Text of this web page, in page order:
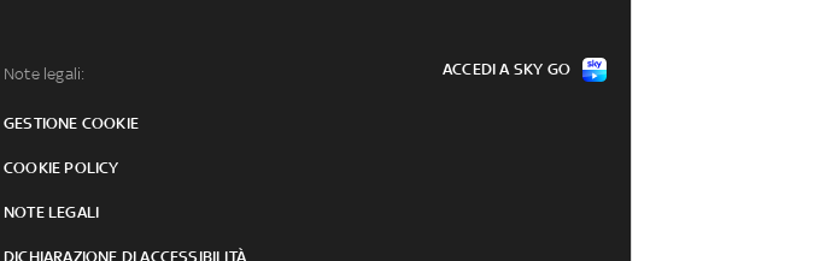
Note legali:
GESTIONE COOKIE
COOKIE POLICY
NOTE LEGALI
DICHIARAZIONE DI ACCESSIBILITÀ
ACCEDI A SKY GO